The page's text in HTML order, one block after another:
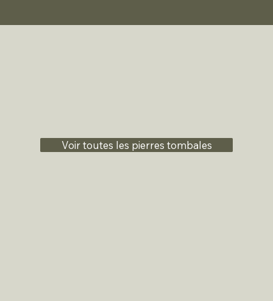
Voir toutes les pierres tombales